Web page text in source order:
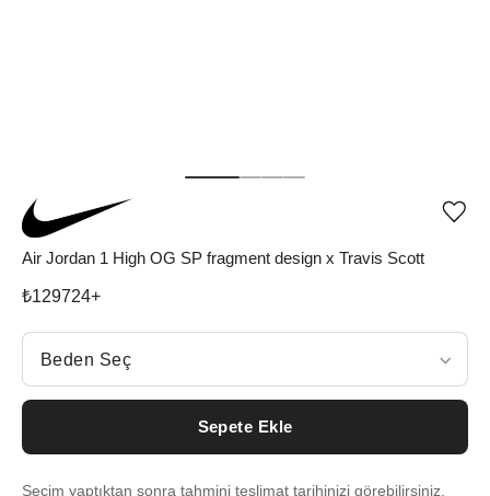
Air Jordan 1 High OG SP fragment design x Travis Scott
₺129724+
Beden Seç
Beden Seç
Sepete Ekle
Seçim yaptıktan sonra tahmini teslimat tarihinizi görebilirsiniz.